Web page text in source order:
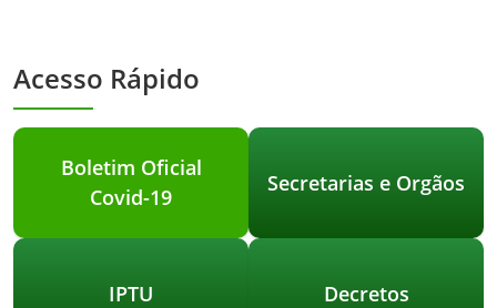
Acesso Rápido
Boletim Oficial
Covid-19
Secretarias e Orgãos
IPTU Decretos